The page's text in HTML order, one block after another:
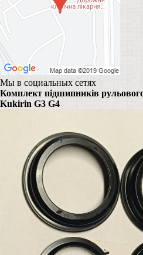
Мы в социальных сетях
Комплект підшипників
Kukirin G3 G4